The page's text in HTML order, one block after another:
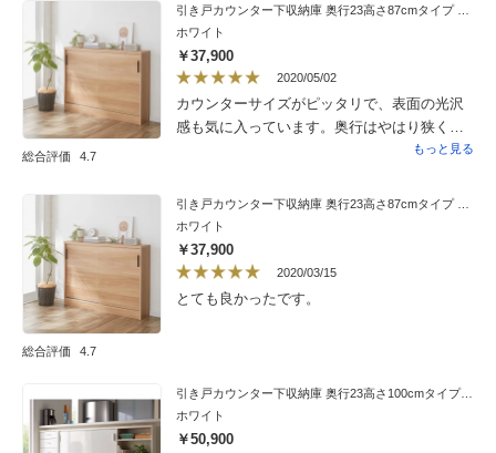
しまいがちですが横置きでは倒れません。こ
のタイプのデザイナーのものは高価なのです
が、dottusはお値段も押さえられていて助か
りました。畳縦1/3位の梱包で届いたので、今
後の移動引越で、部屋の広さにより捨てる事
なく長く使用出来ると思いました。このキャ
れたいので紙の本しかないものを置いていま
す。もう一つ買う予定です。
総合評価 4.7
ホワイト
￥37,900
2020/05/02
カウンターサイズがピッタリで、表面の光沢
感も気に入っています。奥行はやはり狭く、
CDやDVDがピッタリなサイズです。中の棚の
ボトルや100均で買ったカゴを使って小物の収
納にしています。デッドスペースを活用出来
て満足しています。
もっと見る
総合評価 4.7
ホワイト
￥37,900
2020/03/15
とても良かったです。
引き戸カウンター下収納庫 奥行23高さ100cmタイプ 収納庫・幅120cm
ホワイト
￥50,900